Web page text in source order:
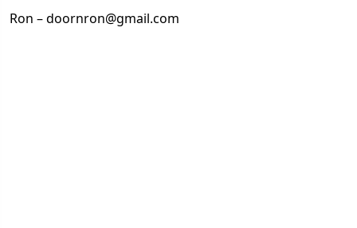
Ron – doornron@gmail.com